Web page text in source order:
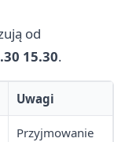
od
15.30.
Uwagi
Przyjmowanie